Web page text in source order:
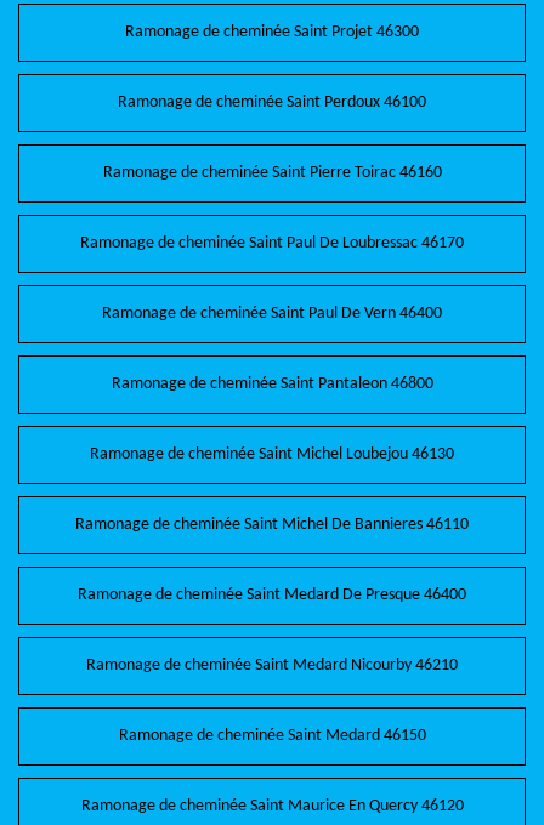
Ramonage de cheminée Saint Projet 46300
Ramonage de cheminée Saint Perdoux 46100
Ramonage de cheminée Saint Pierre Toirac 46160
Ramonage de cheminée Saint Paul De Loubressac 46170
Ramonage de cheminée Saint Paul De Vern 46400
Ramonage de cheminée Saint Pantaleon 46800
Ramonage de cheminée Saint Michel Loubejou 46130
Ramonage de cheminée Saint Michel De Bannieres 46110
Ramonage de cheminée Saint Medard De Presque 46400
Ramonage de cheminée Saint Medard Nicourby 46210
Ramonage de cheminée Saint Medard 46150
Ramonage de cheminée Saint Maurice En Quercy 46120